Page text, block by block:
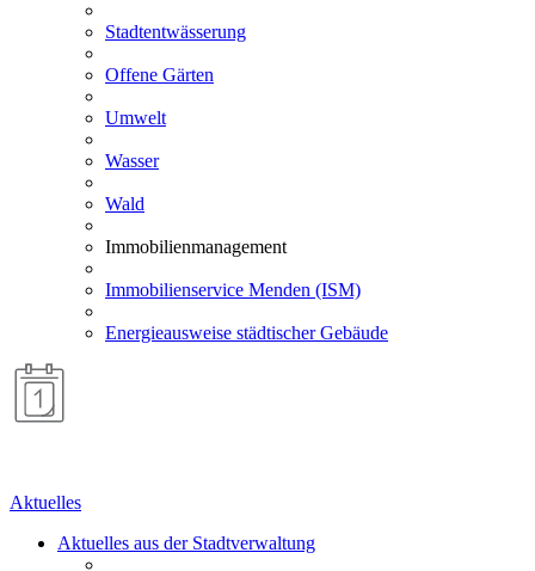
Stadtentwässerung
Offene Gärten
Umwelt
Wasser
Wald
Immobilienmanagement
Immobilienservice Menden (ISM)
Energieausweise städtischer Gebäude
Aktuelles
Aktuelles aus der Stadtverwaltung